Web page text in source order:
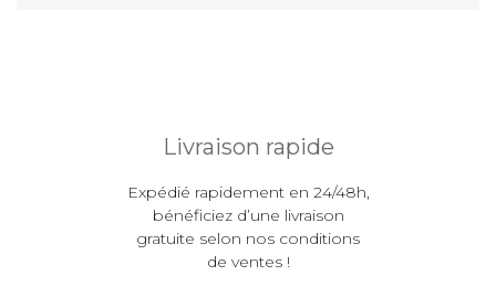
Livraison rapide
Expédié rapidement en 24/48h,
bénéficiez d’une livraison
gratuite selon nos conditions
de ventes !